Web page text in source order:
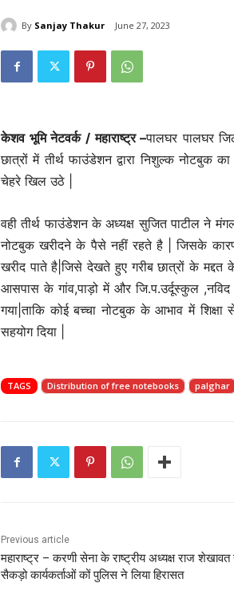
By Sanjay Thakur June 27, 2023
केशव भूमि नेटवर्क / महाराष्ट्र –पालघर पालघर
छात्रों में तीर्थ फाउंडेशन द्वारा निशुल्क नोटबुक
चेहरे खिल उठे |
वही तीर्थ फाउंडेशन के अध्यक्ष सुजित पाटील ने
नोटबुक खरीदने के पैसे नहीं रहते है | जिसके
खरीद पाते है|जिसे देखते हुए गरीब छात्रों के
आसपास के गांव,पाड़ो में और जि.प.उर्दूस्कुल
गया|ताकि कोई बच्चा नोटबुक के आभाव में
सहयोग दिया |
TAGS Distribution of free notebooks palghar
Previous article
महाराष्ट्र – करणी सेना के राष्ट्रीय अध्यक्ष राज
सैकड़ो कार्यकर्ताओं कों पुलिस ने लिया हिरासत